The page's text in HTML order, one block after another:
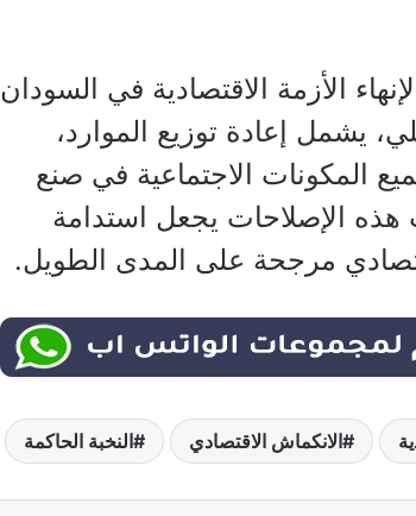
الأزمة الاقتصادية في السودان
يشمل إعادة توزيع الموارد،
المكونات الاجتماعية في صنع
هذه الإصلاحات يجعل استدامة
مرجحة على المدى الطويل.
الانكماش الاقتصادي النخبة الحاكمة